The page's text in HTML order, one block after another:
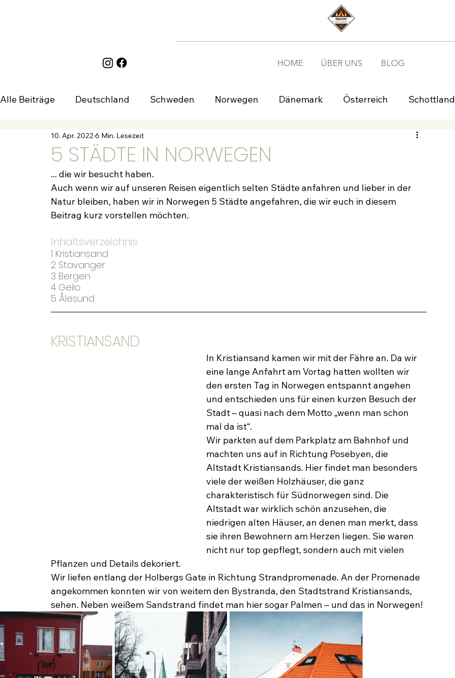
HOME ÜBER UNS BLOG
Alle Beiträge Deutschland Schweden Norwegen Dänemark Österreich Schottland
Frankreich Van-Ausbau
5 STÄDTE IN NORWEGEN
10. Apr. 2022 6 Min. Lesezeit
... die wir besucht haben.
Auch wenn wir auf unseren Reisen eigentlich selten Städte anfahren und lieber in der
Natur bleiben, haben wir in Norwegen 5 Städte angefahren, die wir euch in diesem
Beitrag kurz vorstellen möchten.
Inhaltsverzeichnis
1 Kristiansand
2 Stavanger
3 Bergen
4 Geilo
5 Ålesund
KRISTIANSAND
In Kristiansand kamen wir mit der Fähre an. Da wir
eine lange Anfahrt am Vortag hatten wollten wir
den ersten Tag in Norwegen entspannt angehen
und entschieden uns für einen kurzen Besuch der
Stadt – quasi nach dem Motto „wenn man schon
mal da ist“.
Wir parkten auf dem Parkplatz am Bahnhof und
machten uns auf in Richtung Posebyen, die
Altstadt Kristiansands. Hier findet man besonders
viele der weißen Holzhäuser, die ganz
charakteristisch für Südnorwegen sind. Die
Altstadt war wirklich schön anzusehen, die
niedrigen alten Häuser, an denen man merkt, dass
sie ihren Bewohnern am Herzen liegen. Sie waren
nicht nur top gepflegt, sondern auch mit vielen
Pflanzen und Details dekoriert.
Wir liefen entlang der Holbergs Gate in Richtung Strandpromenade. An der Promenade
angekommen konnten wir von weitem den Bystranda, den Stadtstrand Kristiansands,
sehen. Neben weißem Sandstrand findet man hier sogar Palmen – und das in Norwegen!